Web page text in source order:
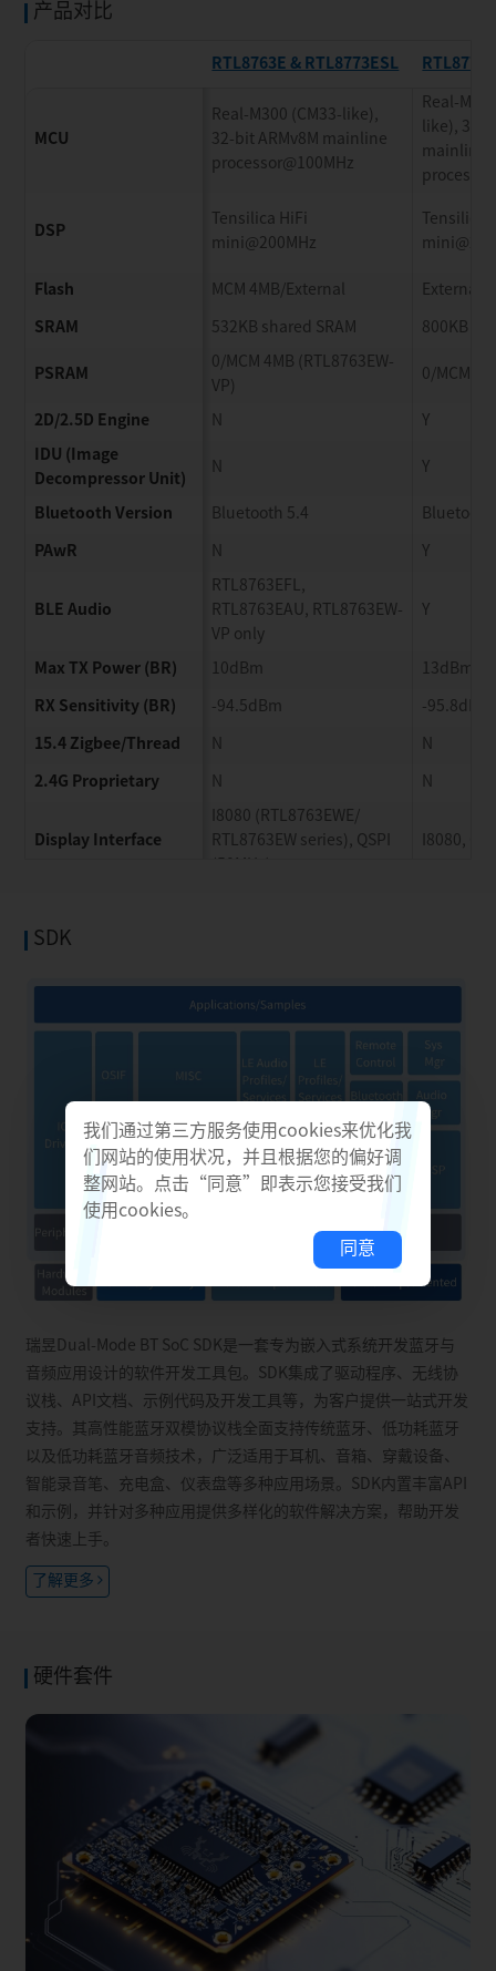
产品对比
RTL8763E & RTL8773ESL
MCU
Real-​M300 (CM33-​like),
32-​bit ARMv8M mainline
processor@100MHz
Real-​
like), 32-​
mainline
DSP
Tensilica HiFi
mini@200MHz
Tensilica
Flash MCM 4MB/​External External
SRAM 532KB shared SRAM 800KB
PSRAM
0/​MCM 4MB (RTL8763EW-​
VP)
0/​MCM
2D/​2.5D Engine N Y
IDU (Image
Decompressor Unit)
N Y
Bluetooth Version Bluetooth 5.4 Bluetooth
PAwR N Y
BLE Audio
RTL8763EFL,
RTL8763EAU, RTL8763EW-​
VP only
Y
Max TX Power (BR) 10dBm 13dBm
RX Sensitivity (BR) -​94.5dBm -​95.8dBm
15.4 Zigbee/​Thread N N
2.4G Proprietary N N
Display Interface
I8080 (RTL8763EWE/​
RTL8763EW series), QSPI
I8080,
Display Resolution
Security Boot Y Y
TrustZone
TRNG Y Y
AES-​128/​256 Y
SHA-​256 N
SM3 Encryption
D-​MIC Number
SPK/​DAC Class D ×2 DAC out
I2S
×2
Formats: Left-​justified,
PCM mode-​A, PCM mode-​
B.
Application sampling
×2
Formats:
PCM
B.
GPIO
Master/​Slave mode.
Max data rate at 400Kbps.
Master/​
Max data
×8 ×12
UART
HW flow control.
Max baud rate at 4MHz.
×3
HW flow
Max
×3
SPI0: Master + Slave role
SDK
瑞昱Dual-Mode BT SoC SDK是一套专为嵌入式系统开发蓝牙与
音频应用设计的软件开发工具包。SDK集成了驱动程序、无线协
议栈、API文档、示例代码及开发工具等，为客户提供一站式开发
支持。其高性能蓝牙双模协议栈全面支持传统蓝牙、低功耗蓝牙
以及低功耗蓝牙音频技术，广泛适用于耳机、音箱、穿戴设备、
智能录音笔、充电盒、仪表盘等多种应用场景。SDK内置丰富API
和示例，并针对多种应用提供多样化的软件解决方案，帮助开发
者快速上手。
了解更多
硬件套件
我们通过第三方服务使用cookies来优化我
们网站的使用状况，并且根据您的偏好调
整网站。点击“同意”即表示您接受我们
使用cookies。
同意